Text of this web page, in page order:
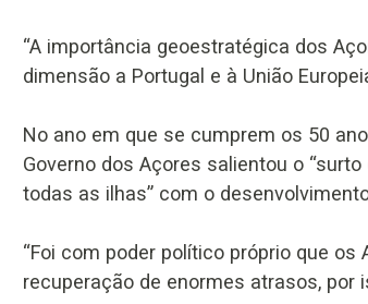
“A importância geoestratégica dos
dimensão a Portugal e à União
No ano em que se cumprem os 50
Governo dos Açores salientou o
todas as ilhas” com o
“Foi com poder político próprio que
recuperação de enormes atrasos, por